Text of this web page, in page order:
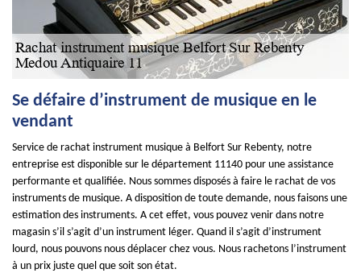
Se défaire d’instrument de musique en le
vendant
Service de rachat instrument musique à Belfort Sur Rebenty, notre
entreprise est disponible sur le département 11140 pour une assistance
performante et qualifiée. Nous sommes disposés à faire le rachat de vos
instruments de musique. A disposition de toute demande, nous faisons une
estimation des instruments. A cet effet, vous pouvez venir dans notre
magasin s’il s’agit d’un instrument léger. Quand il s’agit d’instrument
lourd, nous pouvons nous déplacer chez vous. Nous rachetons l’instrument
à un prix juste quel que soit son état.